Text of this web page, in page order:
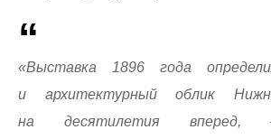
«Выставка 1896 года
и архитектурный облик
на десятилетия вперед,